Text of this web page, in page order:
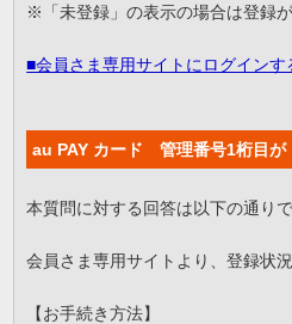
※「未登録」の表示の場合は登録が
■会員さま専用サイトにログインす
au PAY カード 管理番号1桁目
本質問に対する回答は以下の通りで
会員さま専用サイトより、登録状
【お手続き方法】